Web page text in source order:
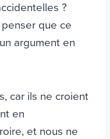
?
que ce
argument en
car ils ne croient
en
et nous ne